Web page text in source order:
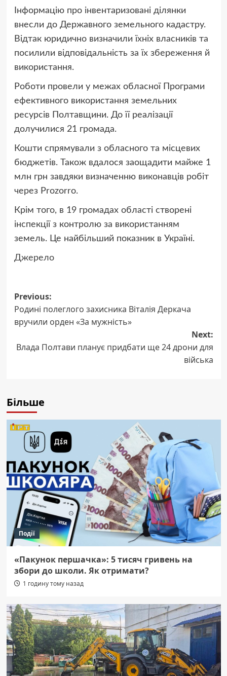
Інформацію про інвентаризовані ділянки
внесли до Державного земельного кадастру.
Відтак юридично визначили їхніх власників та
посилили відповідальність за їх збереження й
використання.
Роботи провели у межах обласної Програми
ефективного використання земельних
ресурсів Полтавщини. До її реалізації
долучилися 21 громада.
Кошти спрямували з обласного та місцевих
бюджетів. Також вдалося заощадити майже 1
млн грн завдяки визначенню виконавців робіт
через Prozorro.
Крім того, в 19 громадах області створені
інспекції з контролю за використанням
земель. Це найбільший показник в Україні.
Джерело
Post
navigation
Previous:
Родині полеглого захисника Віталія Деркача
вручили орден «За мужність»
Next:
Влада Полтави планує придбати ще 24 дрони для
війська
Більше
Події
«Пакунок першачка»: 5 тисяч гривень на
збори до школи. Як отримати?
1 годину тому назад